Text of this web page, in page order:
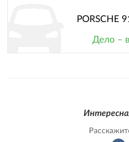
PORSCHE
Дело –